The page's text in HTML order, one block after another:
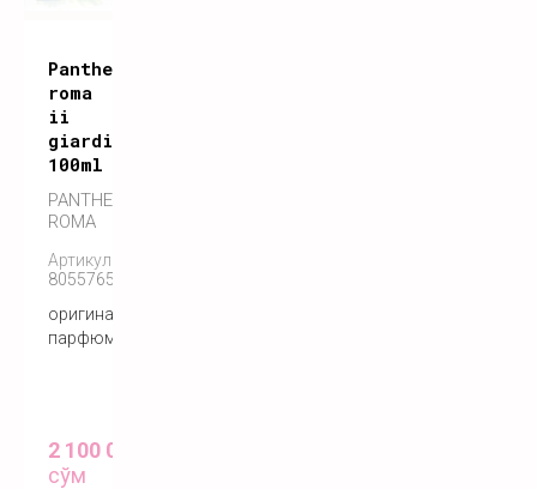
Pantheon
roma
ii
giardino
100ml
PANTHEON
ROMA
Артикул:
8055765270504
оригинальный
парфюм
2 100 000
сўм